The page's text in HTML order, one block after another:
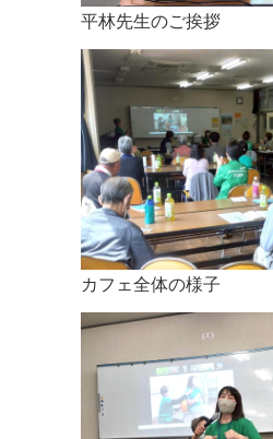
平林先生のご挨拶
カフェ全体の様子